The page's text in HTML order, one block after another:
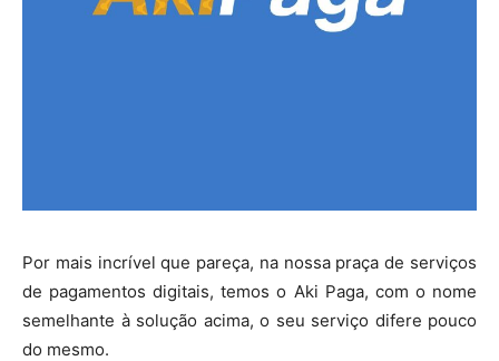
Por mais incrível que pareça, na nossa praça de serviços
de pagamentos digitais, temos o Aki Paga, com o nome
semelhante à solução acima, o seu serviço difere pouco
do mesmo.